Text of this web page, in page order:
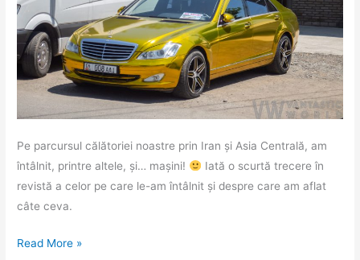
Pe parcursul călătoriei noastre prin Iran și Asia Centrală, am
întâlnit, printre altele, și… mașini!
Iată o scurtă trecere în
revistă a celor pe care le-am întâlnit și despre care am aflat
câte ceva.
Mașinile
Read More »